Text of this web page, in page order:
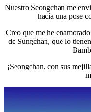
Nuestro Seongchan me
hacía una pose
Creo que me he
de Sungchan, que lo
¡Seongchan, con sus